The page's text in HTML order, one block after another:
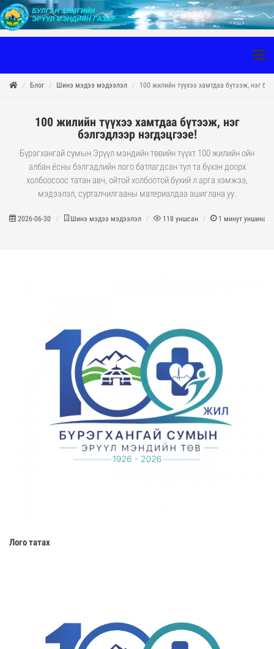
Блог Шинэ мэдээ мэдээлэл 100 жилийн түүхээ хамтдаа бүтээж, нэг
100 жилийн түүхээ хамтдаа бүтээж, нэг
бэлгэдлээр нэгдэцгээе!
Бүрэгхангай сумын Эрүүл мэндийн төвийн түүхт 100 жилийн ойн
албан ёсны бэлгэдлийн лого батлагдсан тул та бүхэн доорх
холбоосоос татан авч, ойтой холбоотой бүхий л арга хэмжээ,
мэдээлэл, сурталчилгааны материалдаа ашиглана уу.
2026-06-30 Шинэ мэдээ мэдээлэл 118 уншсан 1 минут уншина
Лого татах